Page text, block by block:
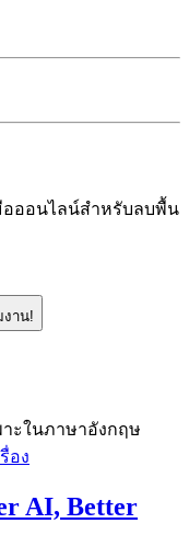
อออนไลน์สำหรับลบพื้น
งาน!
ะในภาษาอังกฤษ
อง
AI, Better